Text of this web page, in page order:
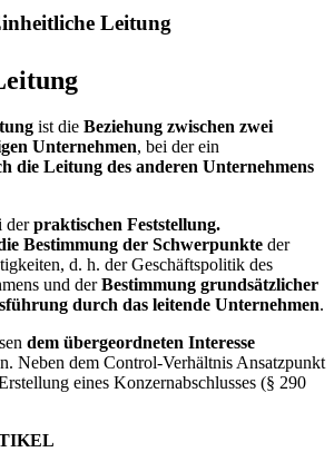
Leitung
ist die Beziehung zwischen zwei
Unternehmen, bei der ein
die Leitung des anderen Unternehmens
derpraktischen Feststellung.
Bestimmung der Schwerpunkte der
d. h. der Geschäftspolitik des
und derBestimmung grundsätzlicher
durch das leitende Unternehmen.
dem übergeordneten Interesse
Neben dem Control-Verhältnis Ansatzpunkt
eines Konzernabschlusses (§ 290